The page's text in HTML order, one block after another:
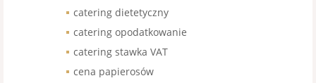
catering dietetyczny
catering opodatkowanie
catering stawka VAT
cena papierosów